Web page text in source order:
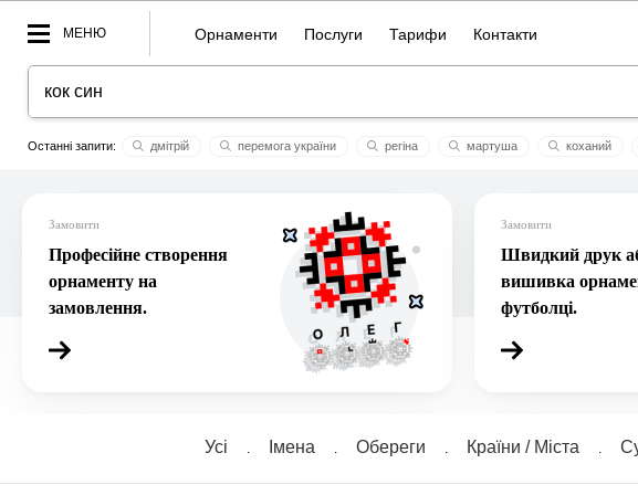
МЕНЮ Орнаменти Послуги Тарифи Контакти
дмітрій перемога україни регіна мартуша коханий
Замовити
Професійне створення
орнаменту на
замовлення.
Замовити
Швидкий друк
вишивка
футболці.
Усі Імена Обереги Країни / Міста